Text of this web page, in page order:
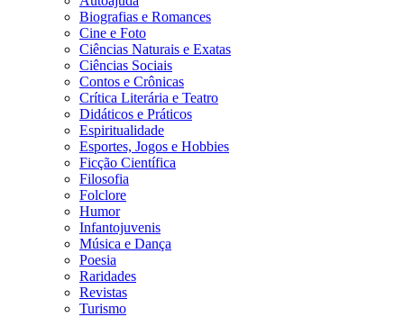
Biografias e Romances
Cine e Foto
Ciências Naturais e Exatas
Ciências Sociais
Contos e Crônicas
Crítica Literária e Teatro
Didáticos e Práticos
Espiritualidade
Esportes, Jogos e Hobbies
Ficção Científica
Filosofia
Folclore
Humor
Infantojuvenis
Música e Dança
Poesia
Raridades
Revistas
Turismo